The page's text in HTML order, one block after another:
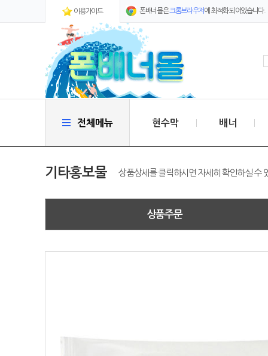
이용가이드 폰배너몰은크롬브라우저에 최적화 되어있습니다.
전체메뉴 현수막 배너
기타홍보물 상품상세를 클릭하시면 자세히 확인하실 수
상품주문